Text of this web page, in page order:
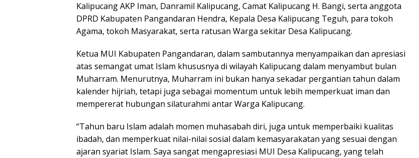
Kalipucang AKP Iman, Danramil Kalipucang, Camat Kalipucang H. Bangi, serta anggota
DPRD Kabupaten Pangandaran Hendra, Kepala Desa Kalipucang Teguh, para tokoh
Agama, tokoh Masyarakat, serta ratusan Warga sekitar Desa Kalipucang.
Ketua MUI Kabupaten Pangandaran, dalam sambutannya menyampaikan dan apresiasi
atas semangat umat Islam khususnya di wilayah Kalipucang dalam menyambut bulan
Muharram. Menurutnya, Muharram ini bukan hanya sekadar pergantian tahun dalam
kalender hijriah, tetapi juga sebagai momentum untuk lebih memperkuat iman dan
mempererat hubungan silaturahmi antar Warga Kalipucang.
“Tahun baru Islam adalah momen muhasabah diri, juga untuk memperbaiki kualitas
ibadah, dan memperkuat nilai-nilai sosial dalam kemasyarakatan yang sesuai dengan
ajaran syariat Islam. Saya sangat mengapresiasi MUI Desa Kalipucang, yang telah